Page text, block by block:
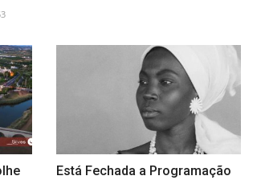
Está Fechada a Programação